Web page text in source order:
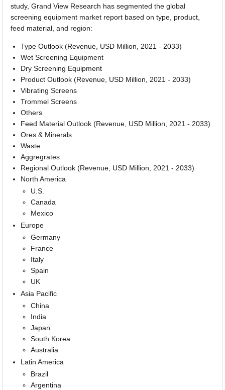
study, Grand View Research has segmented the global
screening equipment market report based on type, product,
feed material, and region:
Type Outlook (Revenue, USD Million, 2021 - 2033)
Wet Screening Equipment
Dry Screening Equipment
Product Outlook (Revenue, USD Million, 2021 - 2033)
Vibrating Screens
Trommel Screens
Others
Feed Material Outlook (Revenue, USD Million, 2021 - 2033)
Ores & Minerals
Waste
Aggregrates
Regional Outlook (Revenue, USD Million, 2021 - 2033)
North America
U.S.
Canada
Mexico
Europe
Germany
France
Italy
Spain
UK
Asia Pacific
China
India
Japan
South Korea
Australia
Latin America
Brazil
Argentina